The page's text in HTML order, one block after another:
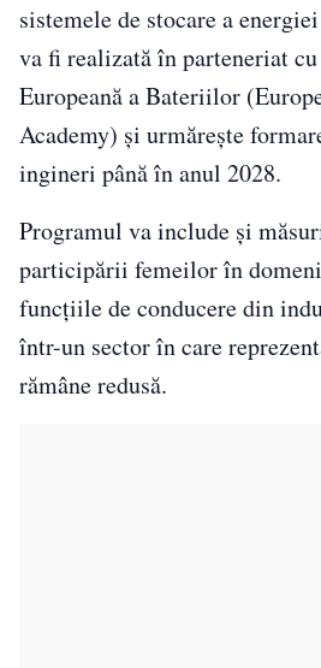
sistemele de stocare a
va fi realizată în parteneriat
Europeană a Bateriilor
Academy) și urmărește
ingineri până în anul 2028.
Programul va include și
participării femeilor în
funcțiile de conducere din
într-un sector în care
rămâne redusă.